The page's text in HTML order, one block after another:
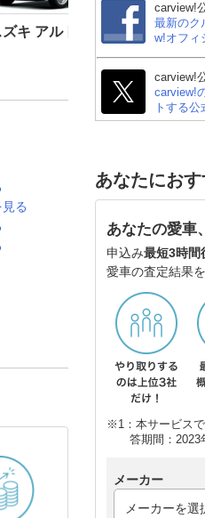
ズキ アルト スズキ
る
carview!
最新のク
w!オフィ
carview!
carview!
トする公
あなたにお
あなたの愛車
申込み最短3時間
愛車の査定結果
※1：本サービス
答期間：2023
メーカー